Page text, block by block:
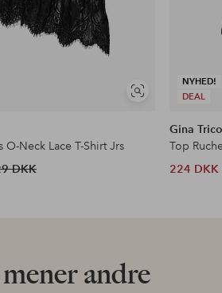
Se
O-Neck Lace T-Shirt Jrs
DKK
NYHED!
DEAL
Gina
Top
224 DKK
andre